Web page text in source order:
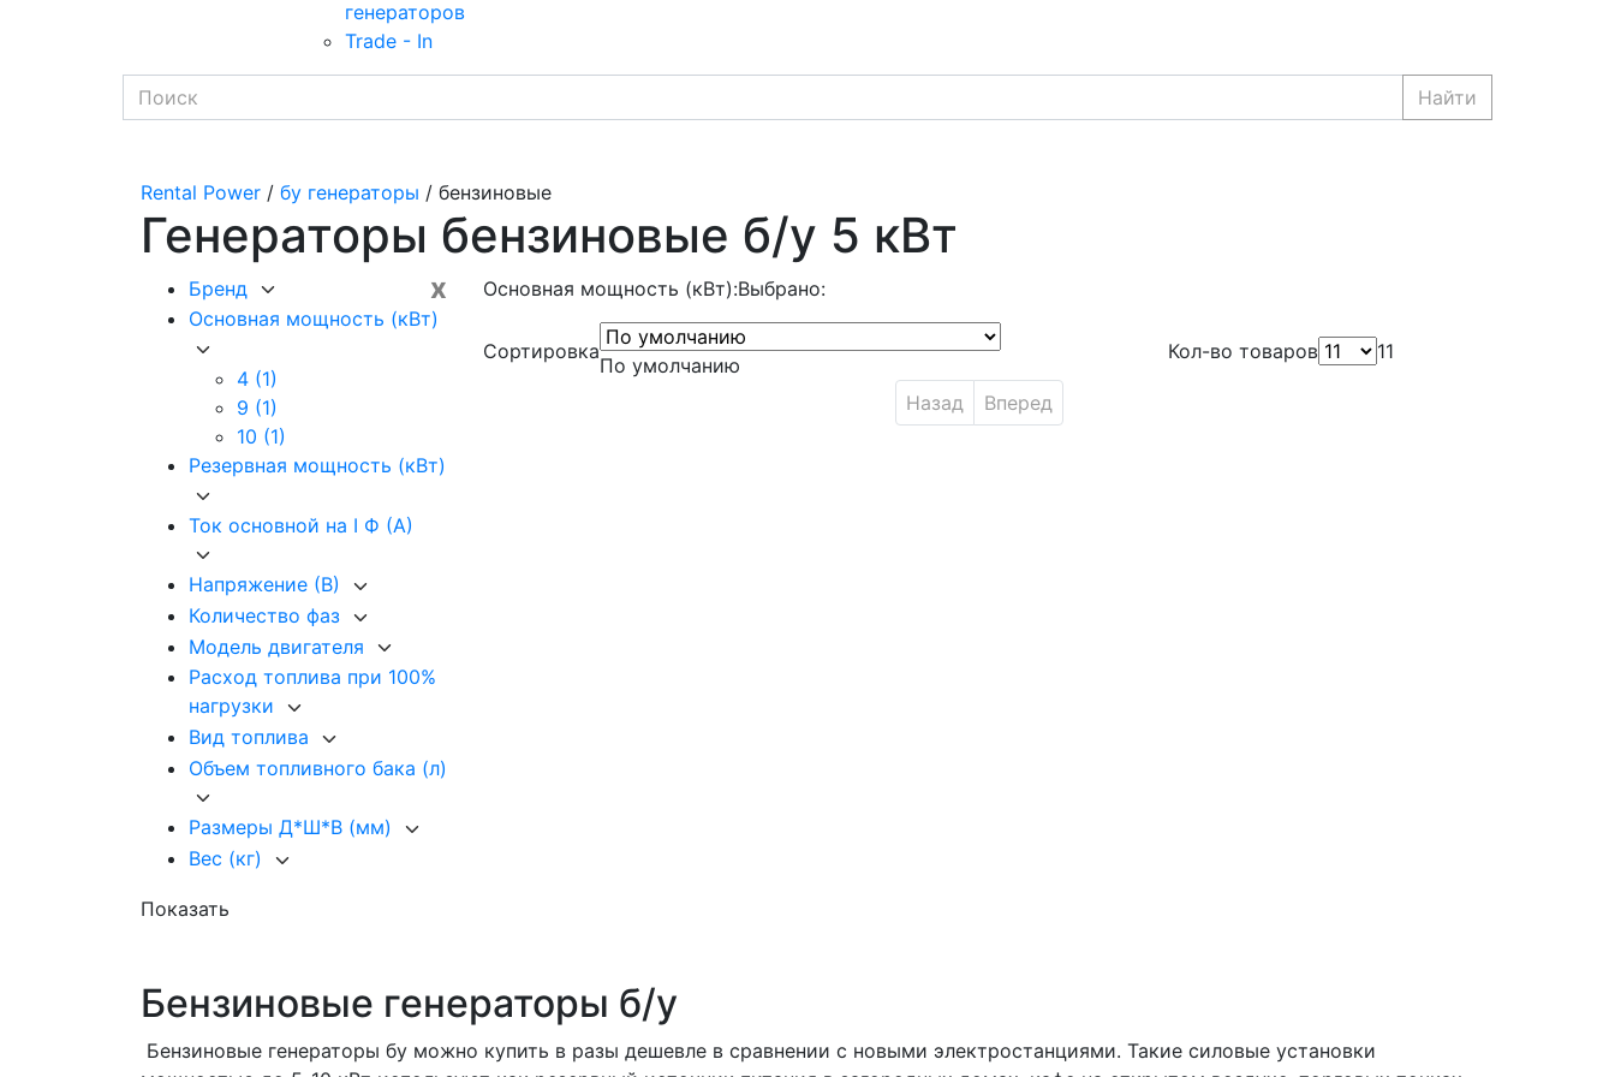
генераторов
Trade - In
Найти
Rental Power / бу генераторы / бензиновые
Генераторы бензиновые б/у 5 кВт
x
Бренд
Основная мощность (кВт)
4 (1)
9 (1)
10 (1)
Резервная мощность (кВт)
Ток основной на I Ф (А)
Напряжение (В)
Количество фаз
Модель двигателя
Расход топлива при 100%
нагрузки
Вид топлива
Объем топливного бака (л)
Размеры Д*Ш*В (мм)
Вес (кг)
Показать
Основная мощность (кВт):Выбрано:
Сортировка
По умолчанию
Кол-во товаров 11
Назад Вперед
Бензиновые генераторы б/у
Бензиновые генераторы бу можно купить в разы дешевле в сравнении с новыми электростанциями. Такие силовые установки